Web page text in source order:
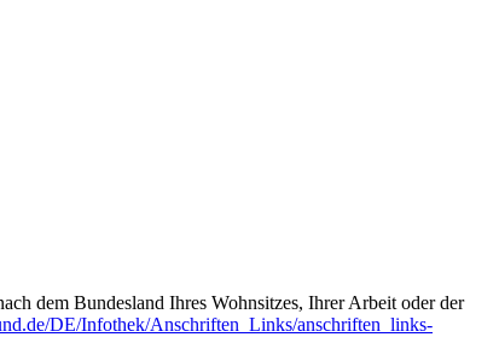
dem Bundesland Ihres Wohnsitzes, Ihrer Arbeit oder der
DE/Infothek/Anschriften_Links/anschriften_links-